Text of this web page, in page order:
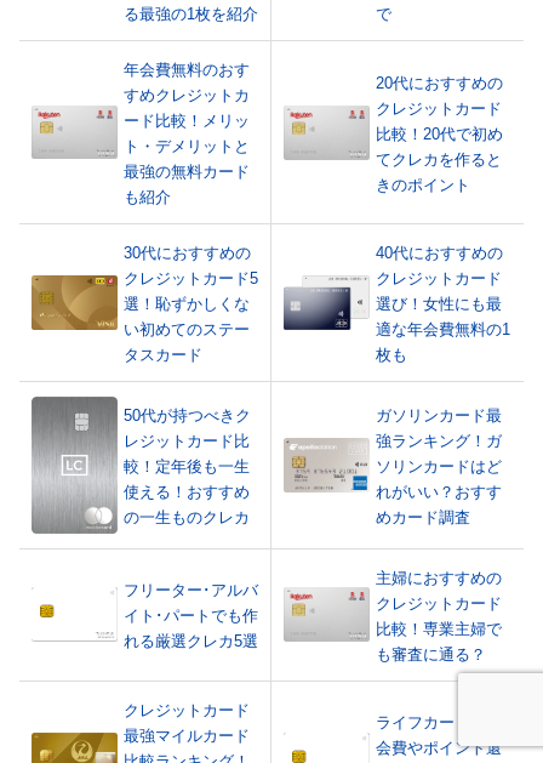
る最強の1枚を紹介
で
年会費無料のおす
すめクレジットカ
ード比較！メリッ
ト・デメリットと
最強の無料カード
も紹介
20代におすすめの
クレジットカード
比較！20代で初め
てクレカを作ると
きのポイント
30代におすすめの
クレジットカード5
選！恥ずかしくな
い初めてのステー
タスカード
40代におすすめの
クレジットカード
選び！女性にも最
適な年会費無料の1
枚も
50代が持つべきク
レジットカード比
較！定年後も一生
使える！おすすめ
の一生ものクレカ
ガソリンカード最
強ランキング！ガ
ソリンカードはど
れがいい？おすす
めカード調査
フリーター･アルバ
イト･パートでも作
れる厳選クレカ5選
主婦におすすめの
クレジットカード
比較！専業主婦で
も審査に通る？
クレジットカード
最強マイルカード
ライフカードを年
会費やポイント還